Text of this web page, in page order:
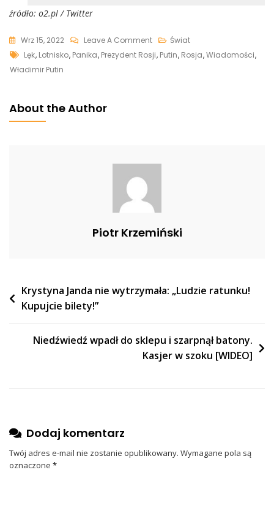
źródło: o2.pl / Twitter
Wrz 15, 2022 Leave A CommentOn
Paranoiczne
Świat
Tags
Lęk, Lotnisko, Panika, Prezydent Rosji, Putin, Rosja,Wiadomości,
Władimir Putin
About the Author
Piotr Krzemiński
Nawigacja
wpisu
Krystyna Janda nie wytrzymała: „Ludzie ratunku!
Kupujcie bilety!”
Niedźwiedź wpadł do sklepu i szarpnął batony.
Kasjer w szoku [WIDEO]
Dodaj komentarz
Twój adres e-mail nie zostanie opublikowany. Wymagane pola są
oznaczone *